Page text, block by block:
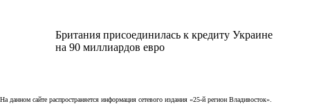
Британия присоединилась к кредиту Украине
на 90 миллиардов евро
На данном сайте распространяется информация сетевого издания «25-й регион Владивосток».